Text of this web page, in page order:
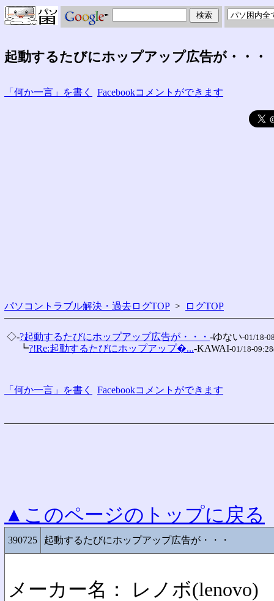
起動するたびにホップアップ広告が・・・
「何か一言」を書く Facebookコメントができます
パソコントラブル解決・過去ログTOP > ログTOP
◇-?起動するたびにホップアップ広告が・・・ -ゆない-01/18-
┗?!Re:起動するたびにホップアップ�...-KAWAI-01/18-
「何か一言」を書く Facebookコメントができます
▲このページのトップに戻る
390725 起動するたびにホップアップ広告が・・・
メーカー名： レノボ